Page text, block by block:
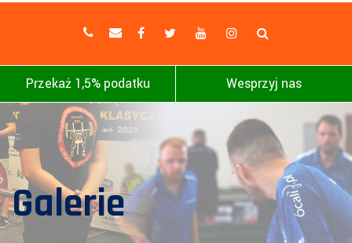
Przekaż 1,5% podatku Wesprzyj nas
Galerie